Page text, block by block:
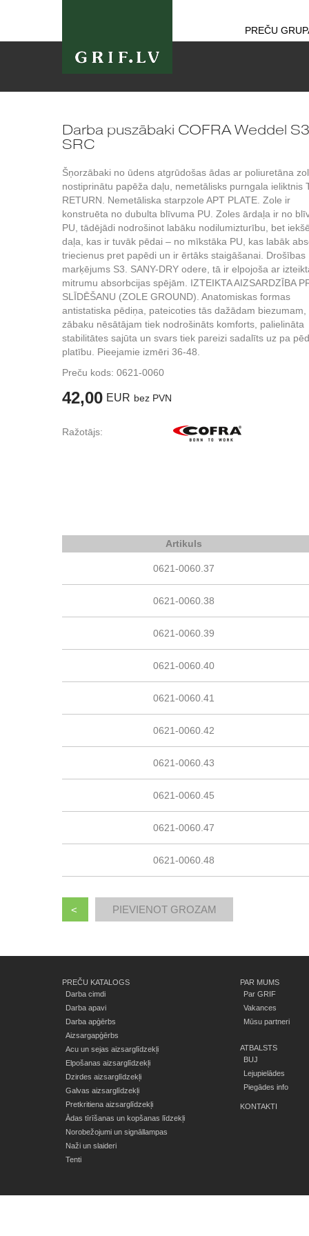
PREČU
Darba puszābaki COFRA Weddel S3
SRC
Šņorzābaki no ūdens atgrūdošas ādas ar poliuretāna
nostiprinātu papēža daļu, nemetālisks purngala ieliktnis
RETURN. Nemetāliska starpzole APT PLATE. Zole ir
konstruēta no dubulta blīvuma PU. Zoles ārdaļa ir no
PU, tādējādi nodrošinot labāku nodilumizturību, bet
daļa, kas ir tuvāk pēdai – no mīkstāka PU, kas labāk
triecienus pret papēdi un ir ērtāks staigāšanai. Drošības
marķējums S3. SANY-DRY odere, tā ir elpojoša ar
mitrumu absorbcijas spējām. IZTEIKTA AIZSARDZĪBA
SLĪDĒŠANU (ZOLE GROUND). Anatomiskas formas
antistatiska pēdiņa, pateicoties tās dažādam biezumam,
zābaku nēsātājam tiek nodrošināts komforts, palielināta
stabilitātes sajūta un svars tiek pareizi sadalīts uz pa
platību. Pieejamie izmēri 36-48.
Preču kods: 0621-0060
42,00 EUR bez PVN
Ražotājs:
Artikuls
0621-0060.37
0621-0060.38
0621-0060.39
0621-0060.40
0621-0060.41
0621-0060.42
0621-0060.43
0621-0060.45
0621-0060.47
0621-0060.48
<
PREČU KATALOGS
Darba cimdi
Darba apavi
Darba apģērbs
Aizsargapģērbs
Acu un sejas aizsarglīdzekļi
Elpošanas aizsarglīdzekļi
Dzirdes aizsarglīdzekļi
Galvas aizsarglīdzekļi
Pretkritiena aizsarglīdzekļi
Ādas tīrīšanas un kopšanas līdzekļi
Norobežojumi un signāllampas
Naži un slaideri
Tenti
PAR MUMS
Par GRIF
Vakances
Mūsu partneri
ATBALSTS
BUJ
Lejupielādes
Piegādes info
KONTAKTI